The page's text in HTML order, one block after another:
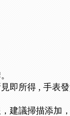
即所得 , 手表
建議掃描添加